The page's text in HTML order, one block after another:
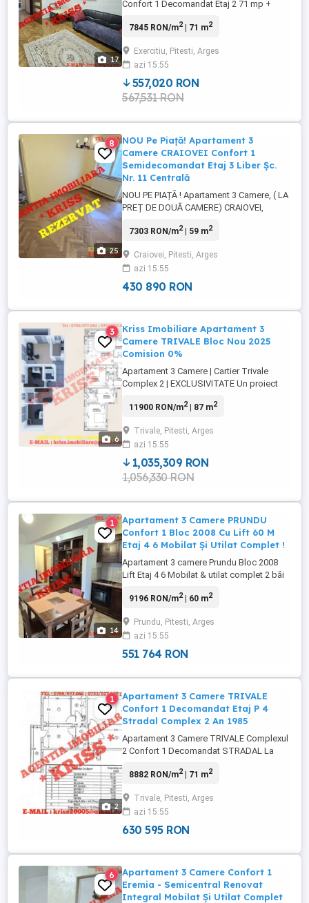
17
Confort 1 Decomandat Etaj 2 71 mp +
prezentăm un apartament de 3 camere,
dintre cele mai apreciate zone ale
cartierului Exercițiu Traian, ...
7845 RON/m2| 71 m2
Exercitiu, Pitesti, Arges
azi 15:55
557,020 RON
567,531 RON
25
8
NOU Pe Piață! Apartament 3
Camere CRAIOVEI Confort 1
Semidecomandat Etaj 3 Liber Șc.
Nr. 11 Centrală
NOU PE PIAȚĂ ! Apartament 3 Camere, ( LA
PREȚ DE DOUĂ CAMERE) CRAIOVEI,
NEGOCIABIL !!! - Agenția imobiliară *
exclusivitate un apartament cu 3 camere,
confort I, semidecomandat, situat la etajul
3 ...
7303 RON/m2| 59 m2
Craiovei, Pitesti, Arges
azi 15:55
430 890 RON
6
3
Kriss Imobiliare Apartament 3
Camere TRIVALE Bloc Nou 2025
Comision 0%
Apartament 3 Camere | Cartier Trivale
Complex 2 | EXCLUSIVITATE Un proiect
înalte standarde În Inima Cartierului Trivale
nouă = 2025-2026, finalizare în decembrie
2026 - P+3 nivele, ...
11900 RON/m2| 87 m2
Trivale, Pitesti, Arges
azi 15:55
1,035,309 RON
1,056,330 RON
14
1
Apartament 3 Camere PRUNDU
Confort 1 Bloc 2008 Cu Lift 60 M
Etaj 4 6 Mobilat Și Utilat Complet !
Apartament 3 camere Prundu Bloc 2008
Lift Etaj 4 6 Mobilat & utilat complet 2 băi
cartierul Prundu, într-un bloc modern
9196 RON/m2| 60 m2
Prundu, Pitesti, Arges
azi 15:55
551 764 RON
2
1
Apartament 3 Camere TRIVALE
Confort 1 Decomandat Etaj P 4
Stradal Complex 2 An 1985
Apartament 3 Camere TRIVALE Complexul
2 Confort 1 Decomandat STRADAL La
construcție 1985, fondurile noi, 71 Mp.,
toate utilitățile trase separat, centrală
termică cu instalație pe cupru, termopan,
gresie și faianță, boxă, ...
8882 RON/m2| 71 m2
Trivale, Pitesti, Arges
azi 15:55
630 595 RON
6
Apartament 3 Camere Confort 1
Eremia - Semicentral Renovat
Integral Mobilat Și Utilat Complet